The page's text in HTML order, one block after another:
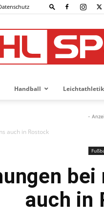
Handball Leichtathletik
-
auch in Rostock
auch in